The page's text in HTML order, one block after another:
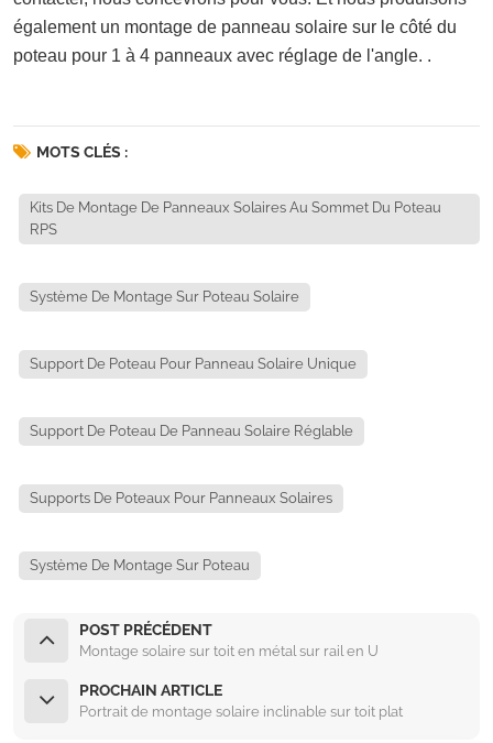
également un montage de panneau solaire sur le côté du
poteau pour 1 à 4 panneaux avec réglage de l'angle. .
MOTS CLÉS :
Kits De Montage De Panneaux Solaires Au Sommet Du Poteau
RPS
Système De Montage Sur Poteau Solaire
Support De Poteau Pour Panneau Solaire Unique
Support De Poteau De Panneau Solaire Réglable
Supports De Poteaux Pour Panneaux Solaires
Système De Montage Sur Poteau
POST PRÉCÉDENT
Montage solaire sur toit en métal sur rail en U
PROCHAIN ARTICLE
Portrait de montage solaire inclinable sur toit plat